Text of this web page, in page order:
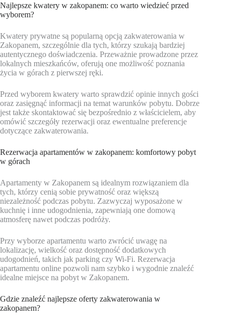
Najlepsze kwatery w zakopanem: co warto wiedzieć przed
wyborem?
Kwatery prywatne są popularną opcją zakwaterowania w
Zakopanem, szczególnie dla tych, którzy szukają bardziej
autentycznego doświadczenia. Przeważnie prowadzone przez
lokalnych mieszkańców, oferują one możliwość poznania
życia w górach z pierwszej ręki.
Przed wyborem kwatery warto sprawdzić opinie innych gości
oraz zasięgnąć informacji na temat warunków pobytu. Dobrze
jest także skontaktować się bezpośrednio z właścicielem, aby
omówić szczegóły rezerwacji oraz ewentualne preferencje
dotyczące zakwaterowania.
Rezerwacja apartamentów w zakopanem: komfortowy pobyt
w górach
Apartamenty w Zakopanem są idealnym rozwiązaniem dla
tych, którzy cenią sobie prywatność oraz większą
niezależność podczas pobytu. Zazwyczaj wyposażone w
kuchnię i inne udogodnienia, zapewniają one domową
atmosferę nawet podczas podróży.
Przy wyborze apartamentu warto zwrócić uwagę na
lokalizację, wielkość oraz dostępność dodatkowych
udogodnień, takich jak parking czy Wi-Fi. Rezerwacja
apartamentu online pozwoli nam szybko i wygodnie znaleźć
idealne miejsce na pobyt w Zakopanem.
Gdzie znaleźć najlepsze oferty zakwaterowania w
zakopanem?